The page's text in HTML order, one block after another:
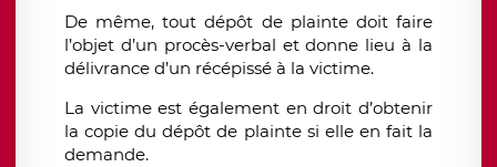
De même, tout dépôt de plainte doit faire
l’objet d’un procès-verbal et donne lieu à la
délivrance d’un récépissé à la victime.
La victime est également en droit d’obtenir
la copie du dépôt de plainte si elle en fait la
demande.